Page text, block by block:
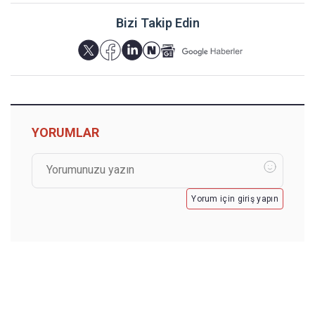
Bizi Takip Edin
YORUMLAR
Yorum için giriş yapın